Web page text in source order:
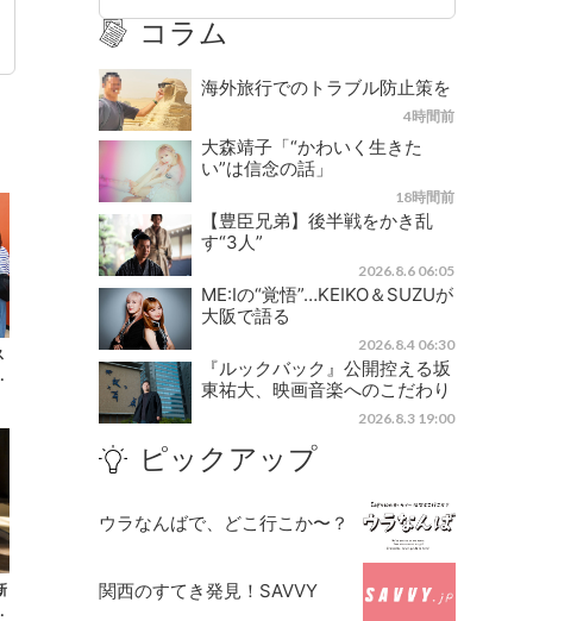
コラム
海外旅行でのトラブル防止策を
4時間前
大森靖子「“かわいく生きた
い”は信念の話」
18時間前
【豊臣兄弟】後半戦をかき乱
す“3人”
2026.8.6 06:05
ME:Iの“覚悟”…KEIKO＆SUZUが
大阪で語る
2026.8.4 06:30
『ルックバック』公開控える坂
東祐大、映画音楽へのこだわり
2026.8.3 19:00
ピックアップ
ウラなんばで、どこ行こか〜？
関西のすてき発見！SAVVY